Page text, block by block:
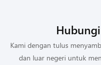
Kami dengan tulus
dan luar negeri untuk